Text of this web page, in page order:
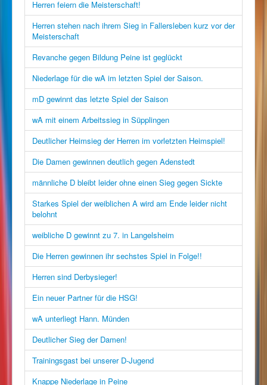
Herren feiern die Meisterschaft!
Herren stehen nach ihrem Sieg in Fallersleben kurz vor der
Meisterschaft
Revanche gegen Bildung Peine ist geglückt
Niederlage für die wA im letzten Spiel der Saison.
mD gewinnt das letzte Spiel der Saison
wA mit einem Arbeitssieg in Süpplingen
Deutlicher Heimsieg der Herren im vorletzten Heimspiel!
Die Damen gewinnen deutlich gegen Adenstedt
männliche D bleibt leider ohne einen Sieg gegen Sickte
Starkes Spiel der weiblichen A wird am Ende leider nicht
belohnt
weibliche D gewinnt zu 7. in Langelsheim
Die Herren gewinnen ihr sechstes Spiel in Folge!!
Herren sind Derbysieger!
Ein neuer Partner für die HSG!
wA unterliegt Hann. Münden
Deutlicher Sieg der Damen!
Trainingsgast bei unserer D-Jugend
Knappe Niederlage in Peine